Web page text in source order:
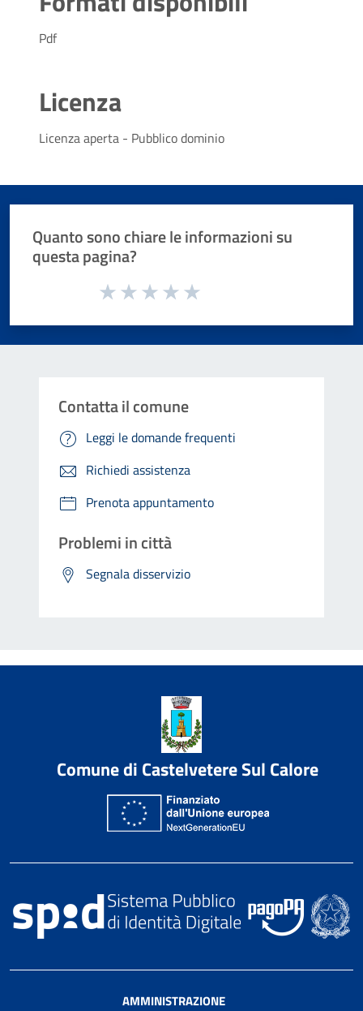
Pdf
Licenza
Licenza aperta - Pubblico dominio
Quanto sono chiare le informazioni su
questa pagina?
Valuta da 1 a 5 stelle la pagina
Contatta il comune
Leggi le domande frequenti
Richiedi assistenza
Prenota appuntamento
Problemi in città
Segnala disservizio
Comune di Castelvetere Sul Calore
AMMINISTRAZIONE